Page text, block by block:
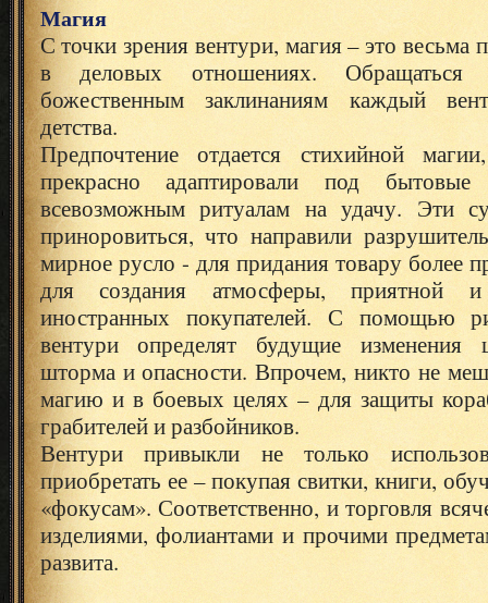
Магия
С точки зрения вентури, магия – это весьма
в деловых отношениях.
божественным заклинаниям каждый
детства.
Предпочтение отдается стихийной
прекрасно адаптировали под
всевозможным ритуалам на удачу. Эти
приноровиться, что направили
мирное русло - для придания товару более
для создания атмосферы, приятной
иностранных покупателей. С помощью
вентури определят будущие изменения
шторма и опасности. Впрочем, никто не
магию и в боевых целях – для защиты
грабителей и разбойников.
Вентури привыкли не только
приобретать ее – покупая свитки, книги,
«фокусам». Соответственно, и торговля
изделиями, фолиантами и прочими
развита.